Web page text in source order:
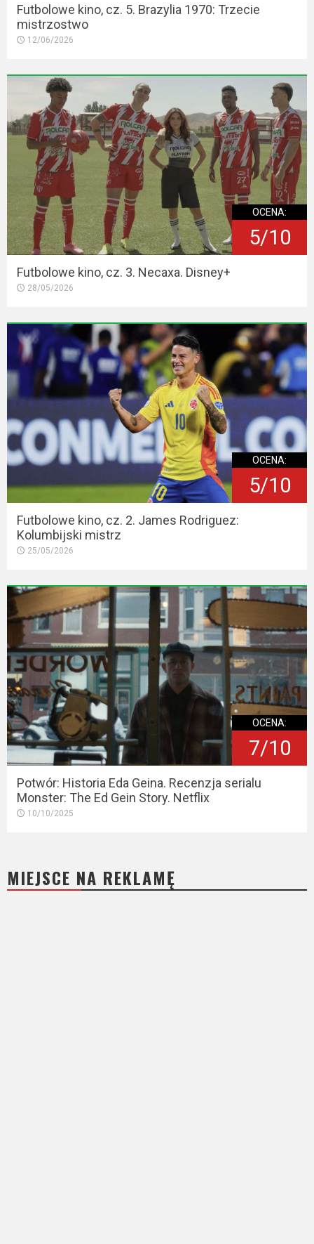
Futbolowe kino, cz. 5. Brazylia 1970: Trzecie
mistrzostwo
12/06/2026
OCENA:
5/10
Futbolowe kino, cz. 3. Necaxa. Disney+
28/05/2026
OCENA:
5/10
Futbolowe kino, cz. 2. James Rodriguez:
Kolumbijski mistrz
25/05/2026
OCENA:
7/10
Potwór: Historia Eda Geina. Recenzja serialu
Monster: The Ed Gein Story. Netflix
10/10/2025
MIEJSCE NA REKLAMĘ